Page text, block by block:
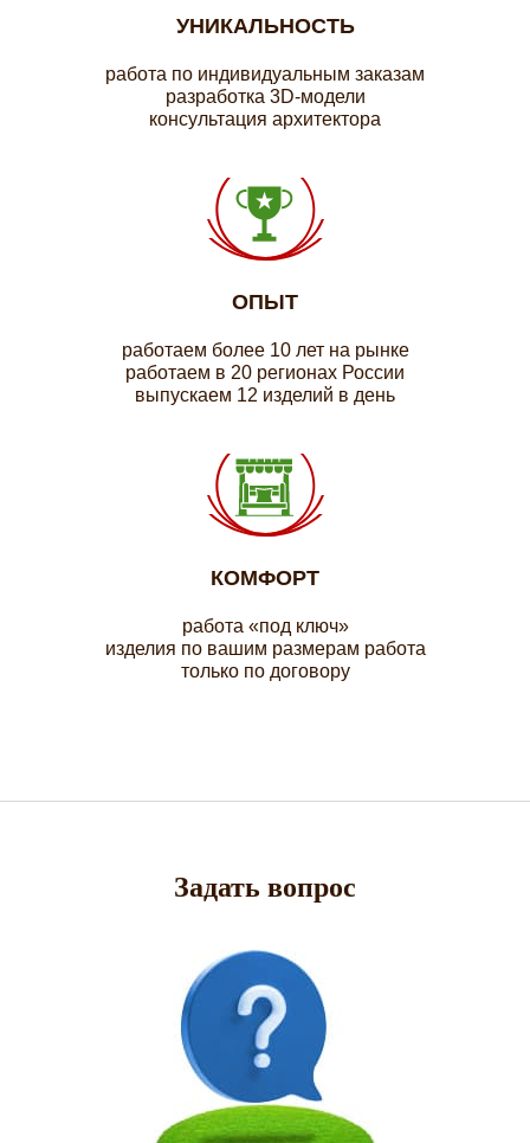
УНИКАЛЬНОСТЬ
работа по индивидуальным заказам
разработка 3D-модели
консультация архитектора
ОПЫТ
работаем более 10 лет на рынке
работаем в 20 регионах России
выпускаем 12 изделий в день
КОМФОРТ
работа «под ключ»
изделия по вашим размерам работа
только по договору
Задать вопрос